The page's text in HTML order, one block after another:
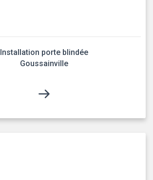
Installation porte blindée
Goussainville